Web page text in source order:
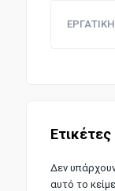
Ετικέτες
Δεν
αυτό το